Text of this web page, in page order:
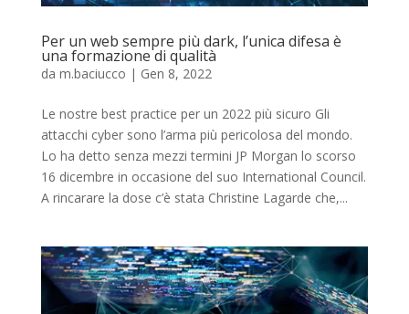
Per un web sempre più dark, l’unica difesa è
una formazione di qualità
da m.baciucco | Gen 8, 2022
Le nostre best practice per un 2022 più sicuro Gli
attacchi cyber sono l’arma più pericolosa del mondo.
Lo ha detto senza mezzi termini JP Morgan lo scorso
16 dicembre in occasione del suo International Council.
A rincarare la dose c’è stata Christine Lagarde che,...